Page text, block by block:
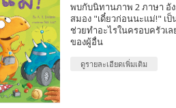
พบกับนิทานภาพ 2 ภาษา อั
สมอง "เดี๋ยวก่อนนะแม่!" เป็
ช่วยทำอะไรในครอบครัวเ
ของผู้อื่น
ดูรายละเอียดเพิ่มเติม